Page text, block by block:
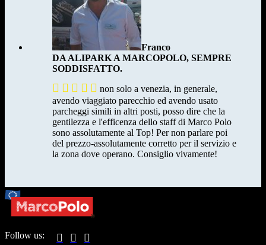
Franco
DA ALIPARK A MARCOPOLO, SEMPRE
SODDISFATTO.
     non solo a venezia, in generale,
avendo viaggiato parecchio ed avendo usato
parcheggi simili in altri posti, posso dire che la
gentilezza e l'efficenza dello staff di Marco Polo
sono assolutamente al Top! Per non parlare poi
del prezzo-assolutamente corretto per il servizio e
la zona dove operano. Consiglio vivamente!
Follow us:   